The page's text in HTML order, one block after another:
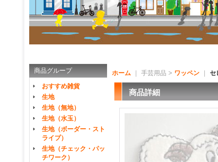
商品グループ
おすすめ雑貨
生地
生地（無地）
生地（水玉）
生地（ボーダー・スト
ライプ）
生地（チェック・パッ
チワーク）
ホーム ｜ 手芸用品 > ワッペン セ
商品詳細